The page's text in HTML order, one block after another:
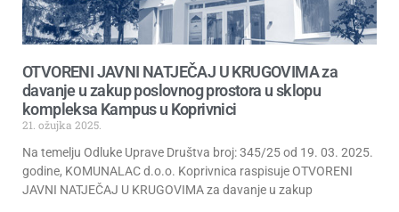
OTVORENI JAVNI NATJEČAJ U KRUGOVIMA za
davanje u zakup poslovnog prostora u sklopu
kompleksa Kampus u Koprivnici
21. ožujka 2025.
Na temelju Odluke Uprave Društva broj: 345/25 od 19. 03. 2025.
godine, KOMUNALAC d.o.o. Koprivnica raspisuje OTVORENI
JAVNI NATJEČAJ U KRUGOVIMA za davanje u zakup